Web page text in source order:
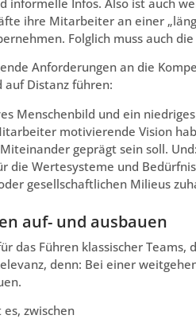
ihre Mitarbeiter an einer
Folglich muss auch
Anforderungen an die
Distanz führen:
Menschenbild und ein
motivierende Vision
geprägt sein soll. Und:
die Wertesysteme und
gesellschaftlichen Milieus
auf- und ausbauen
das Führen klassischer
denn: Bei einer
zwischen